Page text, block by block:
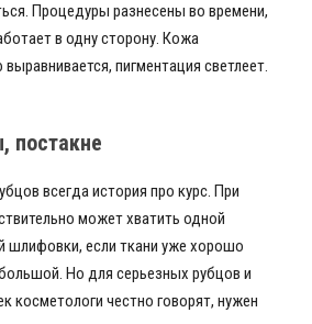
Процедуры разнесены во времени,
в одну сторону. Кожа
пигментация светлеет.
постакне
всегда история про курс. При
может хватить одной
шлифовки, если ткани уже хорошо
Но для серьезных рубцов и
косметологи честно говорят, нужен